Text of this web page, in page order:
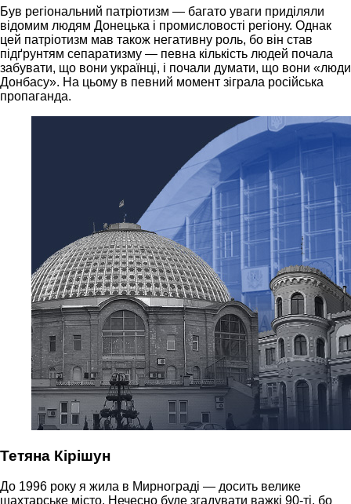
Був регіональний патріотизм — багато уваги приділяли
відомим людям Донецька і промисловості регіону. Однак
цей патріотизм мав також негативну роль, бо він став
підґрунтям сепаратизму — певна кількість людей почала
забувати, що вони українці, і почали думати, що вони «люди
Донбасу». На цьому в певний момент зіграла російська
пропаганда.
Тетяна Кірішун
До 1996 року я жила в Мирнограді — досить велике
шахтарське місто. Нечесно буде згадувати важкі 90-ті, бо